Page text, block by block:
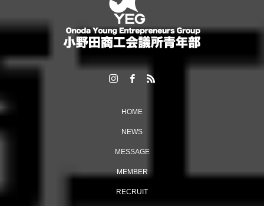
「6団体親睦ゴルフ大会」を開催しました！
多くの来場者でにぎわった「おのだ七夕まつり」開催！
HOME
NEWS
MESSAGE
MEMBER
RECRUIT